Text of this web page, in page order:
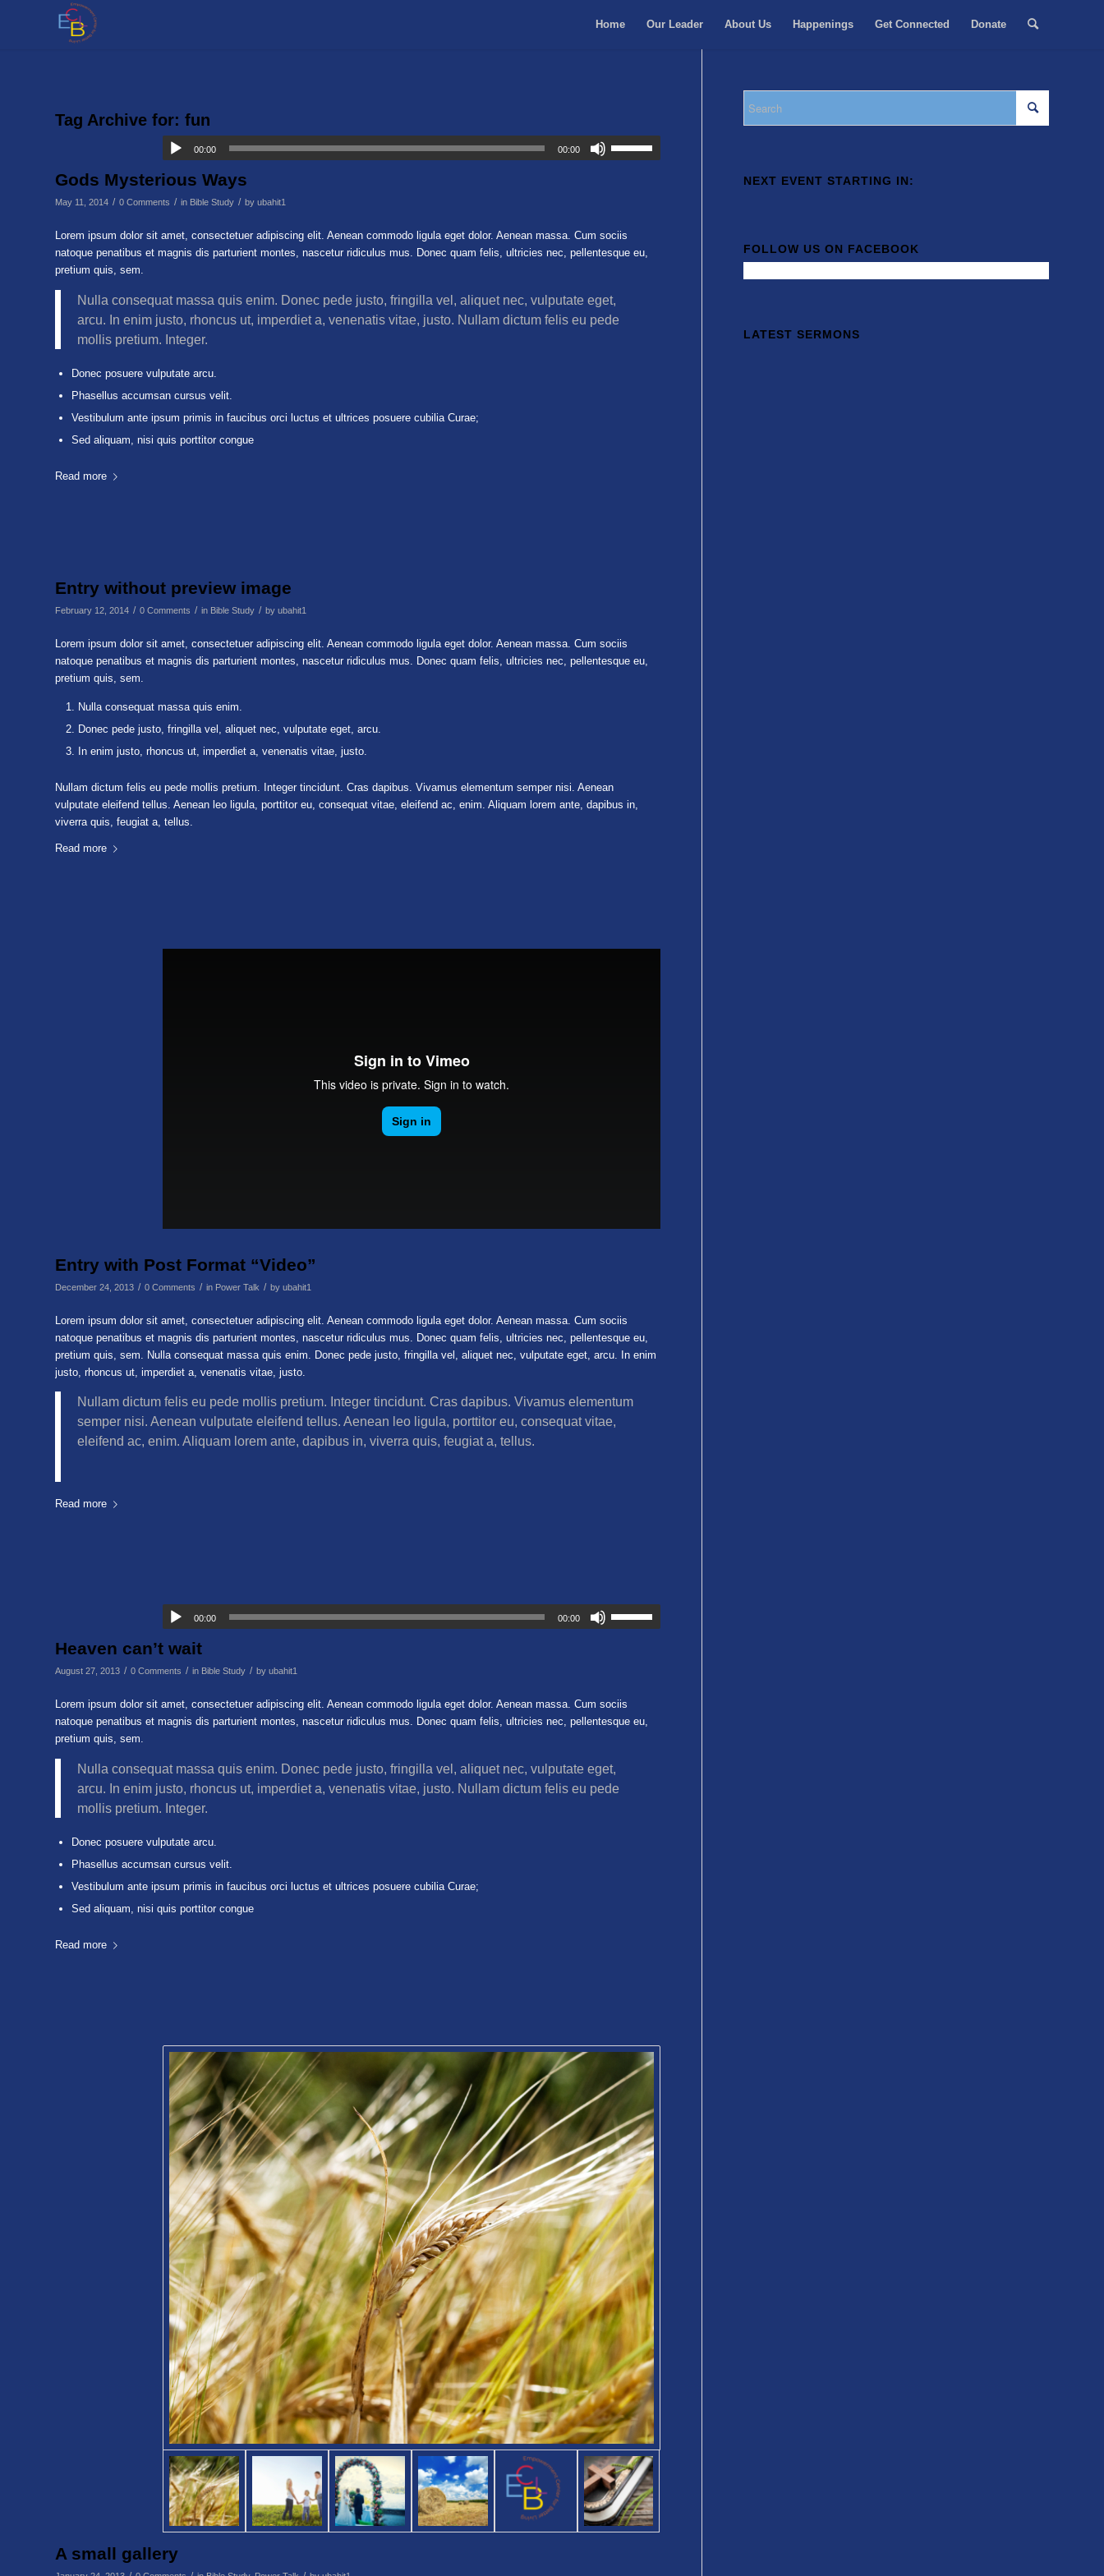
Home Our Leader About Us Happenings Get Connected Donate
Tag Archive for: fun
00:00 00:00
Gods Mysterious Ways
May 11, 2014 / 0 Comments / in Bible Study / by ubahit1
Lorem ipsum dolor sit amet, consectetuer adipiscing elit. Aenean commodo ligula eget dolor. Aenean massa. Cum sociis
natoque penatibus et magnis dis parturient montes, nascetur ridiculus mus. Donec quam felis, ultricies nec, pellentesque eu,
pretium quis, sem.
Nulla consequat massa quis enim. Donec pede justo, fringilla vel, aliquet nec, vulputate eget,
arcu. In enim justo, rhoncus ut, imperdiet a, venenatis vitae, justo. Nullam dictum felis eu pede
mollis pretium. Integer.
Donec posuere vulputate arcu.
Phasellus accumsan cursus velit.
Vestibulum ante ipsum primis in faucibus orci luctus et ultrices posuere cubilia Curae;
Sed aliquam, nisi quis porttitor congue
Read more
Entry without preview image
February 12, 2014 / 0 Comments / in Bible Study / by ubahit1
Lorem ipsum dolor sit amet, consectetuer adipiscing elit. Aenean commodo ligula eget dolor. Aenean massa. Cum sociis
natoque penatibus et magnis dis parturient montes, nascetur ridiculus mus. Donec quam felis, ultricies nec, pellentesque eu,
pretium quis, sem.
Nulla consequat massa quis enim.
Donec pede justo, fringilla vel, aliquet nec, vulputate eget, arcu.
In enim justo, rhoncus ut, imperdiet a, venenatis vitae, justo.
Nullam dictum felis eu pede mollis pretium. Integer tincidunt. Cras dapibus. Vivamus elementum semper nisi. Aenean
vulputate eleifend tellus. Aenean leo ligula, porttitor eu, consequat vitae, eleifend ac, enim. Aliquam lorem ante, dapibus in,
viverra quis, feugiat a, tellus.
Read more
Entry with Post Format “Video”
December 24, 2013 / 0 Comments / in Power Talk / by ubahit1
Lorem ipsum dolor sit amet, consectetuer adipiscing elit. Aenean commodo ligula eget dolor. Aenean massa. Cum sociis
natoque penatibus et magnis dis parturient montes, nascetur ridiculus mus. Donec quam felis, ultricies nec, pellentesque eu,
pretium quis, sem. Nulla consequat massa quis enim. Donec pede justo, fringilla vel, aliquet nec, vulputate eget, arcu. In enim
justo, rhoncus ut, imperdiet a, venenatis vitae, justo.
Nullam dictum felis eu pede mollis pretium. Integer tincidunt. Cras dapibus. Vivamus elementum
semper nisi. Aenean vulputate eleifend tellus. Aenean leo ligula, porttitor eu, consequat vitae,
eleifend ac, enim. Aliquam lorem ante, dapibus in, viverra quis, feugiat a, tellus.
Read more
00:00 00:00
Heaven can’t wait
August 27, 2013 / 0 Comments / in Bible Study / by ubahit1
Lorem ipsum dolor sit amet, consectetuer adipiscing elit. Aenean commodo ligula eget dolor. Aenean massa. Cum sociis
natoque penatibus et magnis dis parturient montes, nascetur ridiculus mus. Donec quam felis, ultricies nec, pellentesque eu,
pretium quis, sem.
Nulla consequat massa quis enim. Donec pede justo, fringilla vel, aliquet nec, vulputate eget,
arcu. In enim justo, rhoncus ut, imperdiet a, venenatis vitae, justo. Nullam dictum felis eu pede
mollis pretium. Integer.
Donec posuere vulputate arcu.
Phasellus accumsan cursus velit.
Vestibulum ante ipsum primis in faucibus orci luctus et ultrices posuere cubilia Curae;
Sed aliquam, nisi quis porttitor congue
Read more
A small gallery
NEXT EVENT STARTING IN:
FOLLOW US ON FACEBOOK
LATEST SERMONS